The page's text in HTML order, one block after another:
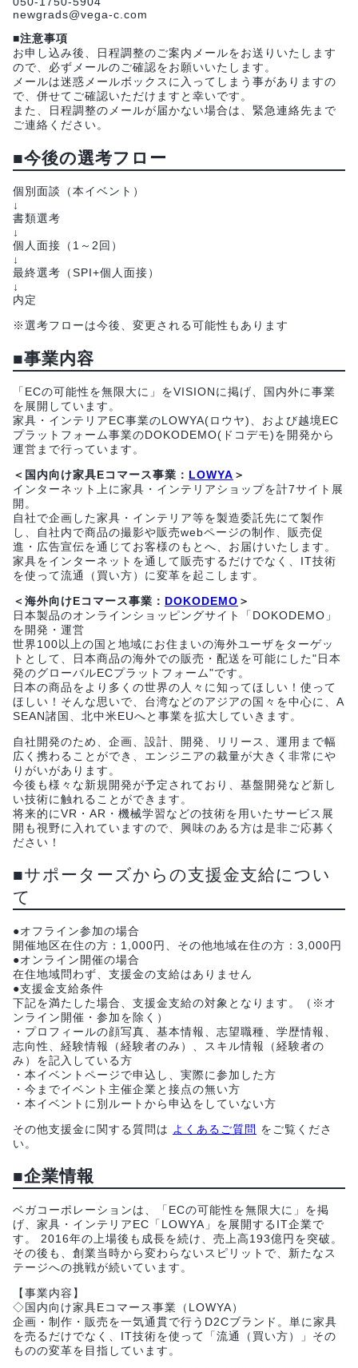
newgrads@vega-c.com
■注意事項
お申し込み後、日程調整のご案内メールをお送りいたします
ので、必ずメールのご確認をお願いいたします。
メールは迷惑メールボックスに入ってしまう事がありますの
で、併せてご確認いただけますと幸いです。
また、日程調整のメールが届かない場合は、緊急連絡先まで
ご連絡ください。
■今後の選考フロー
個別面談（本イベント）
↓
書類選考
↓
個人面接（1～2回）
↓
最終選考（SPI+個人面接）
↓
内定
※選考フローは今後、変更される可能性もあります
■事業内容
「ECの可能性を無限大に」をVISIONに掲げ、国内外に事業
を展開しています。
家具・インテリアEC事業のLOWYA(ロウヤ)、および越境EC
プラットフォーム事業のDOKODEMO(ドコデモ)を開発から
運営まで行っています。
＜国内向け家具Eコマース事業： LOWYA ＞
インターネット上に家具・インテリアショップを計7サイト展
開。
自社で企画した家具・インテリア等を製造委託先にて製作
し、自社内で商品の撮影や販売webページの制作、販売促
進・広告宣伝を通じてお客様のもとへ、お届けいたします。
家具をインターネットを通して販売するだけでなく、IT技術
を使って流通（買い方）に変革を起こします。
＜海外向けEコマース事業： DOKODEMO ＞
日本製品のオンラインショッピングサイト「DOKODEMO」
を開発・運営
世界100以上の国と地域にお住まいの海外ユーザをターゲッ
トとして、日本商品の海外での販売・配送を可能にした"日本
発のグローバルECプラットフォーム"です。
日本の商品をより多くの世界の人々に知ってほしい！使って
ほしい！そんな思いで、台湾などのアジアの国々を中心に、A
SEAN諸国、北中米EUへと事業を拡大していきます。
自社開発のため、企画、設計、開発、リリース、運用まで幅
広く携わることができ、エンジニアの裁量が大きく非常にや
りがいがあります。
今後も様々な新規開発が予定されており、基盤開発など新し
い技術に触れることができます。
将来的にVR・AR・機械学習などの技術を用いたサービス展
開も視野に入れていますので、興味のある方は是非ご応募く
ださい！
■サポーターズからの支援金支給につい
て
●オフライン参加の場合
開催地区在住の方：1,000円、その他地域在住の方：3,000円
●オンライン開催の場合
在住地域問わず、支援金の支給はありません
●支援金支給条件
下記を満たした場合、支援金支給の対象となります。（※オ
ンライン開催・参加を除く）
・プロフィールの顔写真、基本情報、志望職種、学歴情報、
志向性、経験情報（経験者のみ）、スキル情報（経験者の
み）を記入している方
・本イベントページで申込し、実際に参加した方
・今までイベント主催企業と接点の無い方
・本イベントに別ルートから申込をしていない方
その他支援金に関する質問は よくあるご質問 をご覧くださ
い。
■企業情報
ベガコーポレーションは、「ECの可能性を無限大に」を掲
げ、家具・インテリアEC「LOWYA」を展開するIT企業で
す。 2016年の上場後も成長を続け、売上高193億円を突破。
その後も、創業当時から変わらないスピリットで、新たなス
テージへの挑戦が続いています。
【事業内容】
◇国内向け家具Eコマース事業（LOWYA）
企画・制作・販売を一気通貫で行うD2Cブランド。単に家具
を売るだけでなく、IT技術を使って「流通（買い方）」その
ものの変革を目指しています。